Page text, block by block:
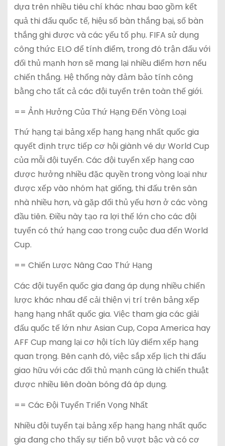
dựa trên nhiều tiêu chí khác nhau bao gồm kết
quả thi đấu quốc tế, hiệu số bàn thắng bại, số bàn
thắng ghi được và các yếu tố phụ. FIFA sử dụng
công thức ELO để tính điểm, trong đó trận đấu với
đối thủ mạnh hơn sẽ mang lại nhiều điểm hơn nếu
chiến thắng. Hệ thống này đảm bảo tính công
bằng cho tất cả các đội tuyển trên toàn thế giới.
== Ảnh Hưởng Của Thứ Hạng Đến Vòng Loại
Thứ hạng tại bảng xếp hạng hạng nhất quốc gia
quyết định trực tiếp cơ hội giành vé dự World Cup
của mỗi đội tuyển. Các đội tuyển xếp hạng cao
được hưởng nhiều đặc quyền trong vòng loại như
được xếp vào nhóm hạt giống, thi đấu trên sân
nhà nhiều hơn, và gặp đối thủ yếu hơn ở các vòng
đầu tiên. Điều này tạo ra lợi thế lớn cho các đội
tuyển có thứ hạng cao trong cuộc đua đến World
Cup.
== Chiến Lược Nâng Cao Thứ Hạng
Các đội tuyển quốc gia đang áp dụng nhiều chiến
lược khác nhau để cải thiện vị trí trên bảng xếp
hạng hạng nhất quốc gia. Việc tham gia các giải
đấu quốc tế lớn như Asian Cup, Copa America hay
AFF Cup mang lại cơ hội tích lũy điểm xếp hạng
quan trọng. Bên cạnh đó, việc sắp xếp lịch thi đấu
giao hữu với các đối thủ mạnh cũng là chiến thuật
được nhiều liên đoàn bóng đá áp dụng.
== Các Đội Tuyển Triển Vọng Nhất
Nhiều đội tuyển tại bảng xếp hạng hạng nhất quốc
gia đang cho thấy sự tiến bộ vượt bậc và có cơ